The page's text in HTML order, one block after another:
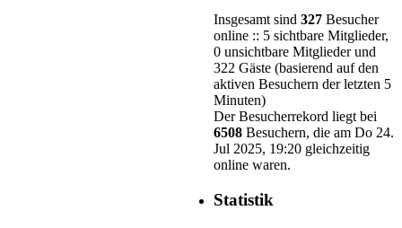
Insgesamt sind 327 Besucher
online :: 5 sichtbare Mitglieder,
0 unsichtbare Mitglieder und
322 Gäste (basierend auf den
aktiven Besuchern der letzten 5
Minuten)
Der Besucherrekord liegt bei
6508 Besuchern, die am Do 24.
Jul 2025, 19:20 gleichzeitig
online waren.
Statistik